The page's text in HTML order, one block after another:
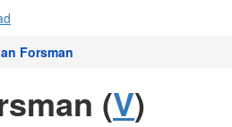
Forsman
(V)